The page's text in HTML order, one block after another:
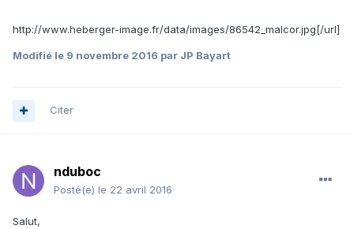
http://www.heberger-image.fr/data/images/86542_malcor.jpg[/url]
Modifié le 9 novembre 2016 par JP Bayart
Citer
nduboc
Posté(e) le 22 avril 2016
Salut,